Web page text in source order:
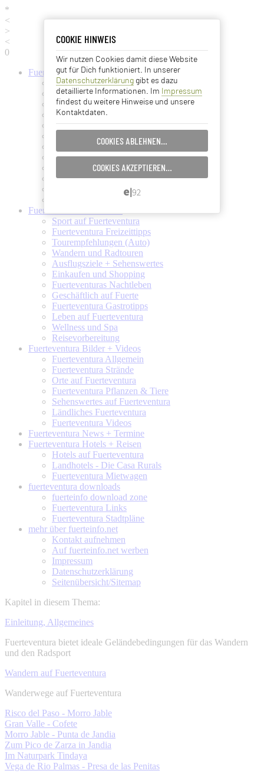
COOKIE HINWEIS
Wir nutzen Cookies damit diese Website
gut für Dich funktioniert. In unserer
Datenschutzerklärung gibt es dazu
detaillierte Informationen. Im Impressum
findest du weitere Hinweise und unsere
Kontaktdaten.
COOKIES ABLEHNEN…
COOKIES AKZEPTIEREN…
Essentielle Cookies
Analyse Cookies
EINSTELLUNGEN SPEICHERN…
ABBRECHEN…
*
<
>
<
0
FuerteventuraInformationen
Fuerteventura (Startseite)
Fuerteventura Wetter + Klima
Ortschaften auf Fuerteventura
Strände auf Fuerteventura
Pflanzen und Tiere auf Fuerte
Fuertes Kunst und Kultur
Verkehrsmittel (Taxi, Bus, Fähre)
Flughafen Fuerteventura
Ämter und Services auf Fuerte
Essen und Trinken auf Fuerte
Ärzte auf Fuerteventura
Fuerteventura
Sport auf Fuerteventura
Fuerteventura Freizeittipps
Tourempfehlungen (Auto)
Wandern und Radtouren
Ausflugsziele + Sehenswertes
Einkaufen und Shopping
Fuerteventuras Nachtleben
Geschäftlich auf Fuerte
Fuerteventura Gastrotipps
Leben auf Fuerteventura
Wellness und Spa
Reisevorbereitung
Fuerteventura Bilder + Videos
Fuerteventura Allgemein
Fuerteventura Strände
Orte auf Fuerteventura
Fuerteventura Pflanzen & Tiere
Sehenswertes auf Fuerteventura
Ländliches Fuerteventura
Fuerteventura Videos
Fuerteventura News + Termine
Fuerteventura Hotels + Reisen
Hotels auf Fuerteventura
Landhotels - Die Casa Rurals
Fuerteventura Mietwagen
fuerteventura downloads
fuerteinfo download zone
Fuerteventura Links
Fuerteventura Stadtpläne
mehr über fuerteinfo.net
Kontakt aufnehmen
Auf fuerteinfo.net werben
Impressum
Datenschutzerklärung
Seitenübersicht/Sitemap
Kapitel in diesem Thema:
Einleitung, Allgemeines
Fuerteventura bietet ideale Geländebedingungen für das Wandern
und den Radsport
Wandern auf Fuerteventura
Wanderwege auf Fuerteventura
Risco del Paso - Morro Jable
Gran Valle - Cofete
Morro Jable - Punta de Jandia
Zum Pico de Zarza in Jandia
Im Naturpark Tindaya
Vega de Rio Palmas - Presa de las Penitas